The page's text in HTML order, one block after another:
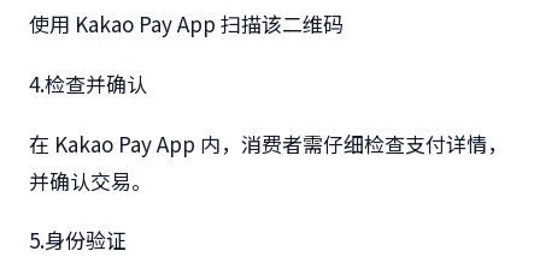
使用 Kakao Pay App 扫描该二维码
4.检查并确认
在 Kakao Pay App 内，消费者需仔细检查支付详情，
并确认交易。
5.身份验证